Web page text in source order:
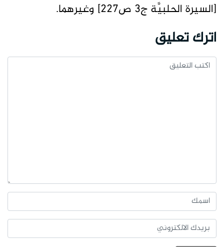
[السيرة الحلبيَّة ج3 ص227] وغيرهما.
اترك تعليق